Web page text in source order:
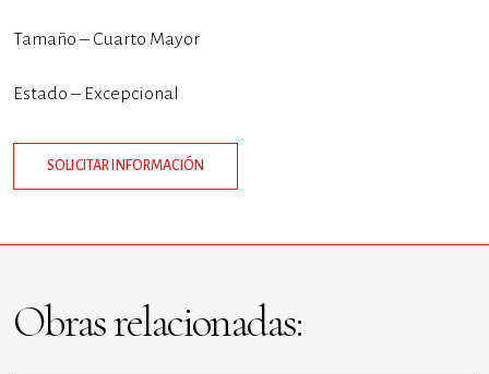
Tamaño – Cuarto Mayor
Estado – Excepcional
SOLICITAR INFORMACIÓN
Obras relacionadas: